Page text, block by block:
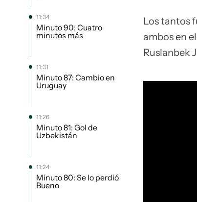
11:34
Minuto 90: Cuatro
minutos más
11:31
Minuto 87: Cambio en
Uruguay
11:26
Minuto 81: Gol de
Uzbekistán
11:24
Minuto 80: Se lo perdió
Bueno
Los tantos
ambos en
Ruslanbek